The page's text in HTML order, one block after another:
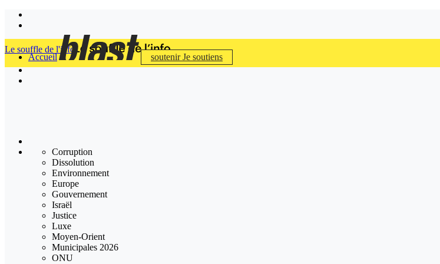
Accueil soutenirJe soutiens
Le souffle de l'info
Corruption
Dissolution
Environnement
Europe
Gouvernement
Israël
Justice
Luxe
Moyen-Orient
Municipales 2026
ONU